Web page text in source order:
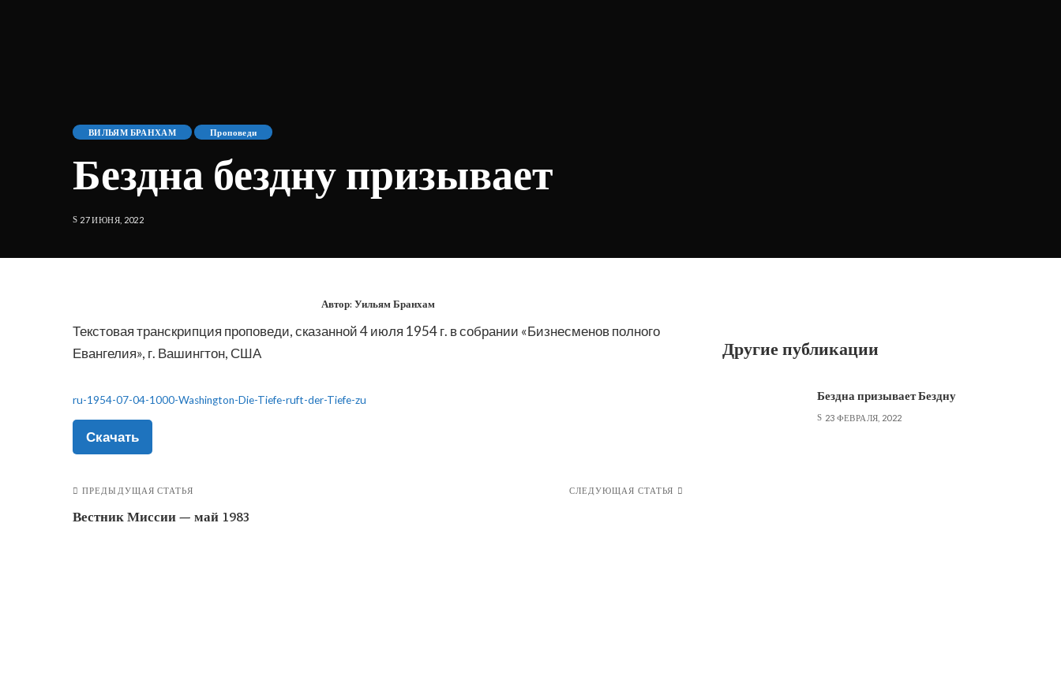
ВИЛЬЯМ БРАНХАМ Проповеди
Бездна бездну призывает
27 ИЮНЯ, 2022
Автор: Уильям Бранхам
Текстовая транскрипция проповеди, сказанной 4 июля 1954 г. в собрании «Бизнесменов полного
Евангелия», г. Вашингтон, США
ru-1954-07-04-1000-Washington-Die-Tiefe-ruft-der-Tiefe-zu
Скачать
ПРЕДЫДУЩАЯ СТАТЬЯ
Вестник Миссии — май 1983
СЛЕДУЮЩАЯ СТАТЬЯ
Другие публикации
Бездна призывает Бездну
23 ФЕВРАЛЯ, 2022